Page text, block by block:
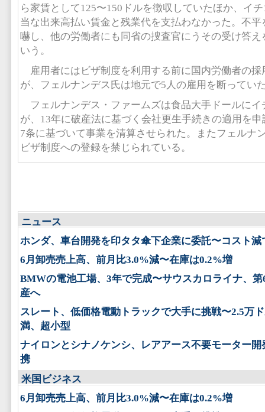
ら家賃として125〜150ドルを徴収していたほか、イ
当な出来高払い賃金と残業代を支払わなかった。不
嚇し、他の労働者にも同省の捜査官にうその受け答
いう。
雇用者にはビザ制度を利用する前に国内労働者の採
が、フェルナンデス氏は地元で5人の雇用を断ってい
フェルナンデス・ファームズは食品大手ドールにイ
が、13年に破産法に基づく会社更生手続きの適用を
7条に基づいて事業を清算させられた。またフェルナ
ビザ制度への登録を禁じられている。
ニュース
ホンダ、車台開発を印タタ傘下企業に委託〜コスト減
6月卸売売上高、前月比3.0%減〜在庫は0.2%増
BMWの電池工場、3年で完成〜サウスカロライナ、第
産へ
スレート、低価格電動トラックで大手に挑戦〜2.5万
満、超小型
ナイロンとシナノケンシ、レアアース不要モーター開
携
米国ビジネス
6月卸売売上高、前月比3.0%減〜在庫は0.2%増